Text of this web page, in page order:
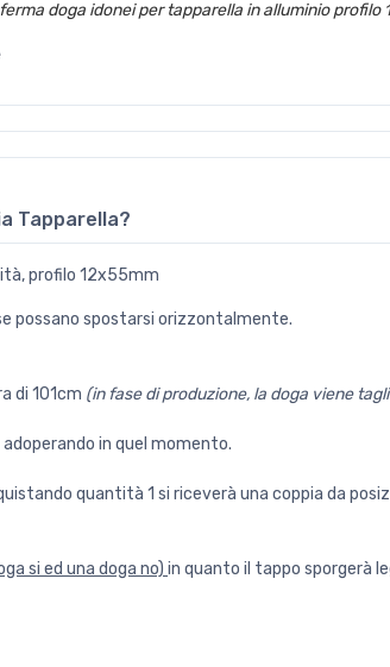
doga idonei per tapparella in alluminio
Tapparella?
profilo 12x55mm
possano spostarsi orizzontalmente.
di 101cm (in fase di produzione, la doga viene
in quel momento.
quantità 1 si riceverà una coppia da
si ed una doga no) in quanto il tappo sporgerà